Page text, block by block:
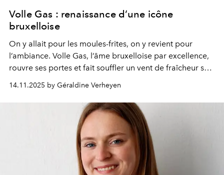
Volle Gas : renaissance d’une icône
bruxelloise
On y allait pour les moules-frites, on y revient pour
l’ambiance. Volle Gas, l’âme bruxelloise par excellence,
rouvre ses portes et fait souffler un vent de fraîcheur sur
Nonante Folies, où le bon goût rime avec le plaisir de
vivre.
14.11.2025 by Géraldine Verheyen